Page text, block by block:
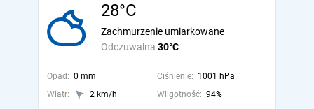
28°C
Odczuwalna 30°C
Zachmurzenie umiarkowane
Opad: 0 mm Ciśnienie: 1001 hPa
Wiatr:
2 km/h Wilgotność: 94%